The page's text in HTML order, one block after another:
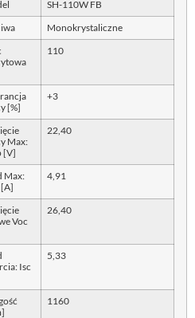
SH-110W FB
Monokrystaliczne
110
[%]
+3
Max:
[V]
22,40
Max:
4,91
Voc
26,40
Isc
5,33
1160